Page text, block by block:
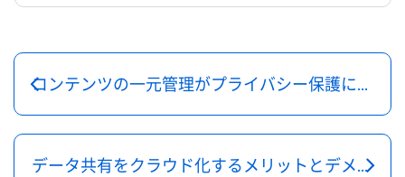
コンテンツの一元管理がプライバシー保護に重要な理由
データ共有をクラウド化するメリットとデメリット